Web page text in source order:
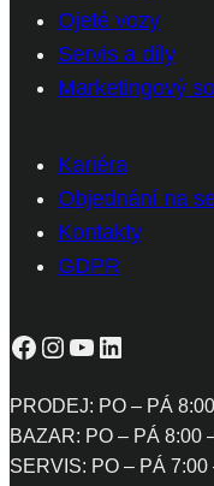
Ojeté vozy
Servis a díly
Marketingový
Kariéra
Objednání na
Kontakty
GDPR
Facebook Instagram YouTube LinkedIn
PRODEJ: PO – PÁ
BAZAR: PO – PÁ 8:00
SERVIS: PO – PÁ 7:00